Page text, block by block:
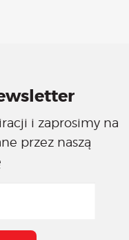
i zaprosimy na
przez naszą